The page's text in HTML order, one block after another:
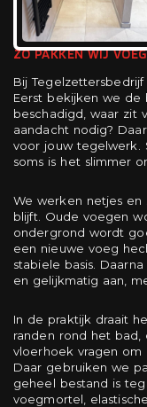
ZO PAKKEN WIJ
Bij
Eerst bekijken we
beschadigd, waar zit
aandacht nodig?
voor jouw tegelwerk.
soms is het slimmer
We werken netjes
blijft. Oude voegen
ondergrond wordt
een nieuwe voeg
stabiele basis.
en gelijkmatig aan,
In de praktijk draait
randen rond het
vloerhoek vragen om
Daar gebruiken we
geheel bestand is
voegmortel,